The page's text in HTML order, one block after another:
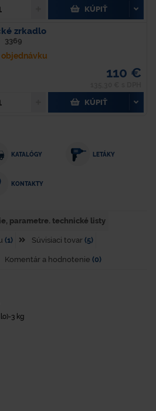
KÚPIŤ
zrkadlo
3369
objednávku
110 €
KÚPIŤ
KATALÓGY LETÁKY
KONTAKTY
parametre. technické listy
(1) Súvisiaci tovar (5)
Komentár a hodnotenie (0)
3 kg